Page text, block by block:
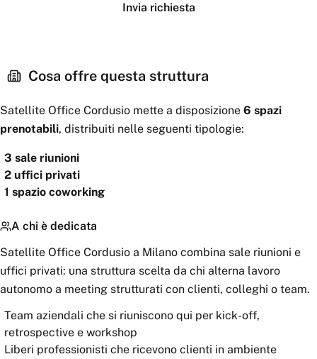
Cosa offre questa struttura
Satellite Office Cordusio mette a disposizione 6 spazi
prenotabili, distribuiti nelle seguenti tipologie:
3 sale riunioni
2 uffici privati
1 spazio coworking
A chi è dedicata
Satellite Office Cordusio a Milano combina sale riunioni e
uffici privati: una struttura scelta da chi alterna lavoro
autonomo a meeting strutturati con clienti, colleghi o team.
Team aziendali che si riuniscono qui per kick-off,
retrospective e workshop
Liberi professionisti che ricevono clienti in ambiente
Invia richiesta